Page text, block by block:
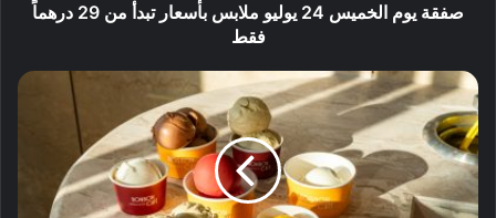
صفقة يوم الخميس 24 يوليو ملابس بأسعار تبدأ من 29 درهماً
فقط